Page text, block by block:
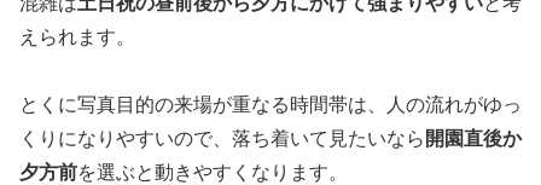
えられます。
とくに写真目的の来場が重なる時間帯は、人の流れがゆっ
くりになりやすいので、落ち着いて見たいなら 開園直後か
夕方前を選ぶと動きやすくなります。